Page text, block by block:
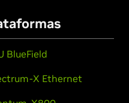
BlueField
X Ethernet